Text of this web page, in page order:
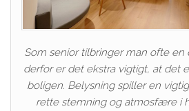
Som senior tilbringer man ofte
derfor er det ekstra vigtigt, at det
boligen. Belysning spiller en
rette stemning og atmosfære i